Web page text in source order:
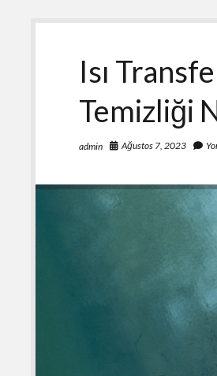
Yalıtım
Isı
Temizliği
admin Ağustos 7, 2023